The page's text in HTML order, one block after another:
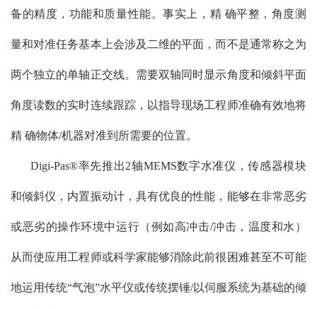
备的精度，功能和质量性能。事实上，精 确平整，角度测
量和对准任务基本上会涉及二维的平面，而不是通常称之为
两个独立的单轴正交线。需要双轴同时显示角度和倾斜平面
角度读数的实时连续跟踪，以指导现场工程师准确有效地将
精 确物体/机器对准到所需要的位置。
Digi-Pas®率先推出2轴MEMS数字水准仪，传感器模块
和倾斜仪，内置振动计，具有优良的性能，能够在非常恶劣
或恶劣的操作环境中运行（例如高冲击/冲击，温度和水）
从而使应用工程师或科学家能够消除此前很困难甚至不可能
地运用传统“气泡”水平仪或传统摆锤/以伺服系统为基础的倾